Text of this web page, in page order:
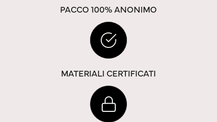
PACCO 100% ANONIMO
MATERIALI CERTIFICATI